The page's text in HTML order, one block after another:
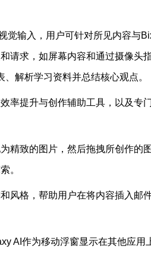
觉输入，用户可针对所见内容与
请求，如屏幕内容和通过摄像头
解析学习资料并总结核心观点。
率提升与创作辅助工具，以及专
精致的图片，然后拖拽所创作的
。
风格，帮助用户在将内容插入邮
AI作为移动浮窗显示在其他应